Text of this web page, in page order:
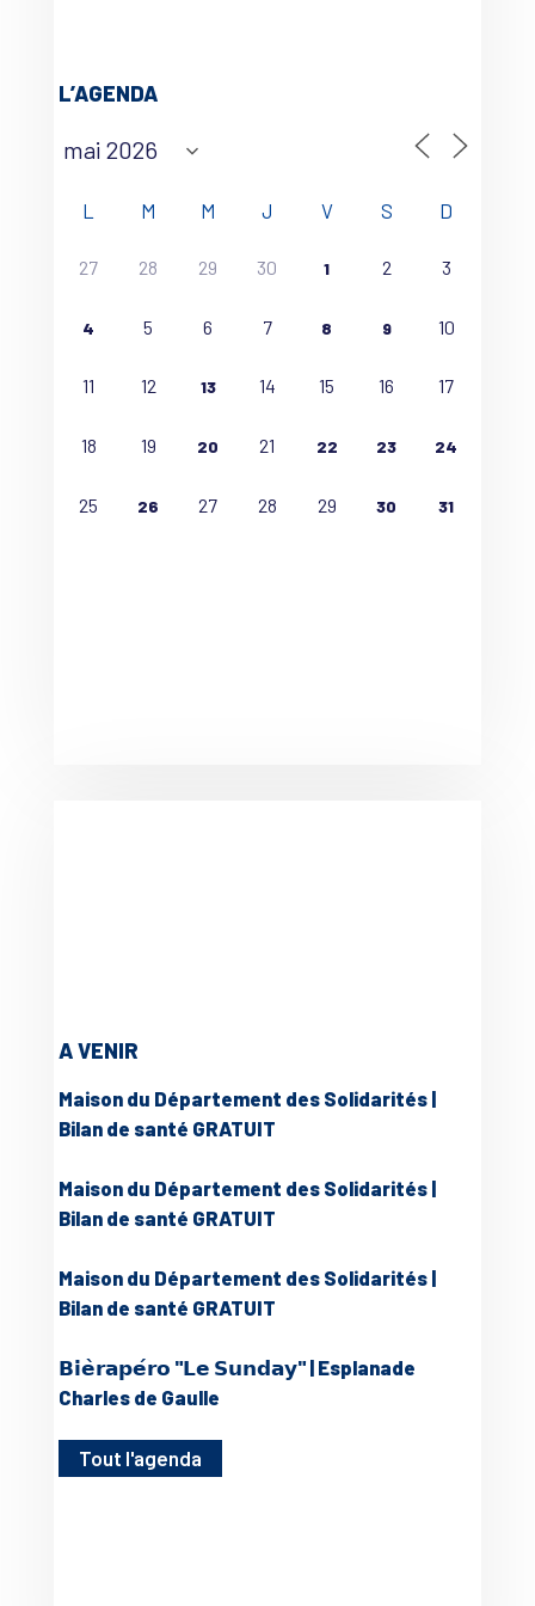
L’AGENDA
L M M J V S D
27 28 29 30 1 2 3
4 5 6 7 8 9 10
11 12 13 14 15 16 17
18 19 20 21 22 23 24
25 26 27 28 29 30 31
A VENIR
Maison du Département des Solidarités |
Bilan de santé GRATUIT
Maison du Département des Solidarités |
Bilan de santé GRATUIT
Maison du Département des Solidarités |
Bilan de santé GRATUIT
𝗕𝗶𝗲̀𝗿𝗮𝗽𝗲́𝗿𝗼 "𝗟𝗲 𝗦𝘂𝗻𝗱𝗮𝘆" | Esplanade
Charles de Gaulle
Tout l'agenda